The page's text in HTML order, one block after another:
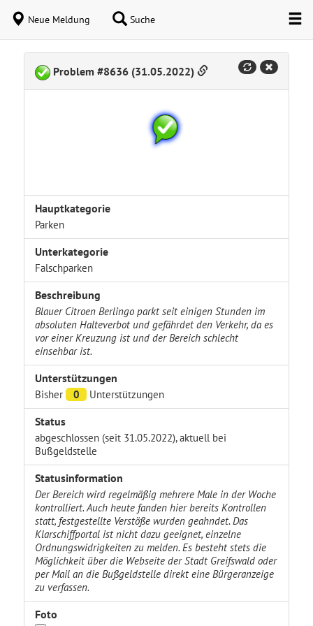
Neue Meldung Suche
Problem #8636 (31.05.2022)
Hauptkategorie
Parken
Unterkategorie
Falschparken
Beschreibung
Blauer Citroen Berlingo parkt seit einigen Stunden im
absoluten Halteverbot und gefährdet den Verkehr, da es
vor einer Kreuzung ist und der Bereich schlecht
einsehbar ist.
Unterstützungen
Bisher 0 Unterstützungen
Status
abgeschlossen (seit 31.05.2022), aktuell bei
Bußgeldstelle
Statusinformation
Der Bereich wird regelmäßig mehrere Male in der Woche
kontrolliert. Auch heute fanden hier bereits Kontrollen
statt, festgestellte Verstöße wurden geahndet. Das
Klarschiffportal ist nicht dazu geeignet, einzelne
Ordnungswidrigkeiten zu melden. Es besteht stets die
Möglichkeit über die Webseite der Stadt Greifswald oder
per Mail an die Bußgeldstelle direkt eine Bürgeranzeige
zu verfassen.
Foto